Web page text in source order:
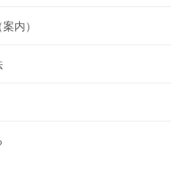
内）